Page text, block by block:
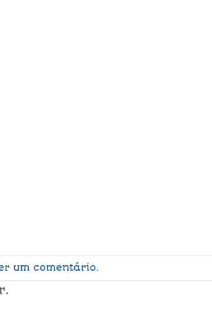
um comentário.